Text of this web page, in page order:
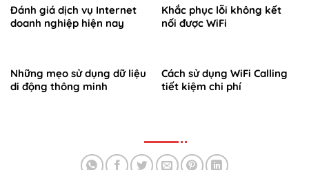
Đánh giá dịch vụ Internet
doanh nghiệp hiện nay
Khắc phục lỗi không kết
nối được WiFi
Những mẹo sử dụng dữ liệu
di động thông minh
Cách sử dụng WiFi Calling
tiết kiệm chi phí